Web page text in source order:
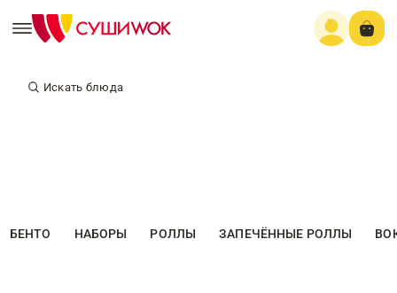
Искать блюда
БЕНТО НАБОРЫ РОЛЛЫ ЗАПЕЧЁННЫЕ РОЛЛЫ